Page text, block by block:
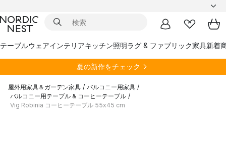
テーブルウェアインテリアキッチン照明ラグ & ファブリック家具新着
夏の新作をチェック
屋外用家具＆ガーデン家具 / バルコニー用家具 /
バルコニー用テーブル & コーヒーテーブル /
Vig Robinia コーヒーテーブル 55x45 cm